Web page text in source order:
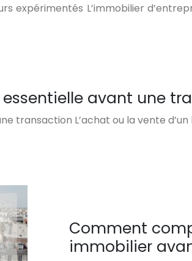
expérimentés L’immobilier
avant une
transaction L’achat ou la vente
Comment
immobilier